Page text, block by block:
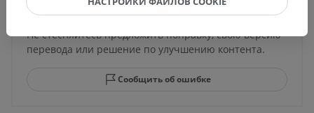
Заметили ошибку?
Не стесняйтесь предложить поправку, свою версию
перевода или решение по улучшению контента.
Сообщить об ошибке